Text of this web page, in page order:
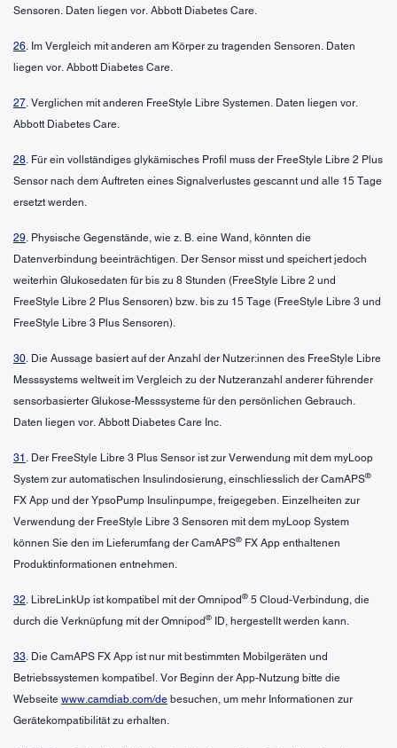
Sensoren. Daten liegen vor. Abbott Diabetes Care.
26. Im Vergleich mit anderen am Körper zu tragenden Sensoren. Daten
liegen vor. Abbott Diabetes Care.
27. Verglichen mit anderen FreeStyle Libre Systemen. Daten liegen vor.
Abbott Diabetes Care.
28. Für ein vollständiges glykämisches Profil muss der FreeStyle Libre 2 Plus
Sensor nach dem Auftreten eines Signalverlustes gescannt und alle 15 Tage
ersetzt werden.
29. Physische Gegenstände, wie z. B. eine Wand, könnten die
Datenverbindung beeinträchtigen. Der Sensor misst und speichert jedoch
weiterhin Glukosedaten für bis zu 8 Stunden (FreeStyle Libre 2 und
FreeStyle Libre 2 Plus Sensoren) bzw. bis zu 15 Tage (FreeStyle Libre 3 und
FreeStyle Libre 3 Plus Sensoren).
30. Die Aussage basiert auf der Anzahl der Nutzer:innen des FreeStyle Libre
Messsystems weltweit im Vergleich zu der Nutzeranzahl anderer führender
sensorbasierter Glukose-Messsysteme für den persönlichen Gebrauch.
Daten liegen vor. Abbott Diabetes Care Inc.
31 . Der FreeStyle Libre 3 Plus Sensor ist zur Verwendung mit dem myLoop
System zur automatischen Insulindosierung, einschliesslich der CamAPS®
FX App und der YpsoPump Insulinpumpe, freigegeben. Einzelheiten zur
Verwendung der FreeStyle Libre 3 Sensoren mit dem myLoop System
können Sie den im Lieferumfang der CamAPS® FX App enthaltenen
Produktinformationen entnehmen.
32. LibreLinkUp ist kompatibel mit der Omnipod® 5 Cloud-Verbindung, die
durch die Verknüpfung mit der Omnipod® ID, hergestellt werden kann.
33. Die CamAPS FX App ist nur mit bestimmten Mobilgeräten und
Betriebssystemen kompatibel. Vor Beginn der App-Nutzung bitte die
Webseite www.camdiab.com/de besuchen, um mehr Informationen zur
Gerätekompatibilität zu erhalten.